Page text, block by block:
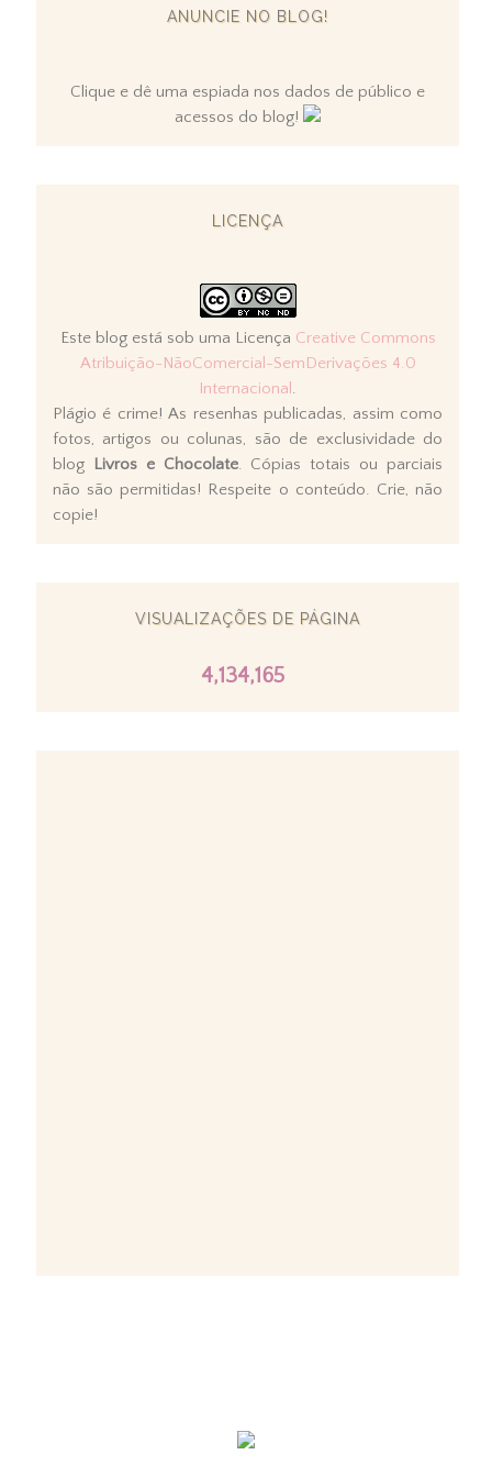
ANUNCIE NO BLOG!
Clique e dê uma espiada nos dados de público e
acessos do blog!
LICENÇA
Este blog está sob uma Licença Creative Commons
Atribuição-NãoComercial-SemDerivações 4.0
Internacional .
Plágio é crime! As resenhas publicadas, assim como
fotos, artigos ou colunas, são de exclusividade do
blog Livros e Chocolate. Cópias totais ou parciais
não são permitidas! Respeite o conteúdo. Crie, não
copie!
VISUALIZAÇÕES DE PÁGINA
4,134,165